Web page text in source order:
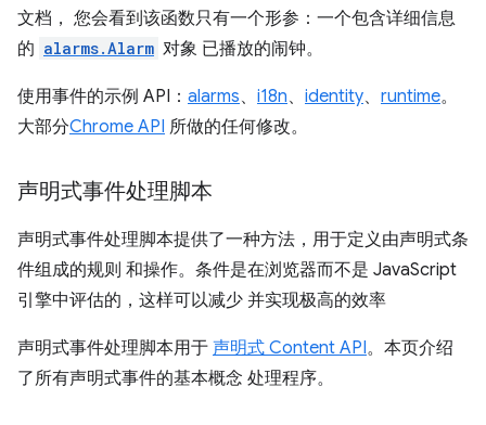
文档， 您会看到该函数只有一个形参：一个包含详细信息
的 alarms.Alarm 对象 已播放的闹钟。
使用事件的示例 API： alarms、 i18n、 identity、 runtime。
大部分Chrome API 所做的任何修改。
声明式事件处理脚本
声明式事件处理脚本提供了一种方法，用于定义由声明式条
件组成的规则 和操作。条件是在浏览器而不是 JavaScript
引擎中评估的，这样可以减少 并实现极高的效率
声明式事件处理脚本用于 声明式 Content API。本页介绍
了所有声明式事件的基本概念 处理程序。